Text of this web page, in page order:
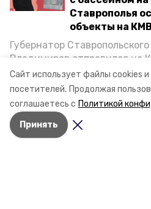
Сайт использует файлы cookies
посетителей. Продолжая
соглашаетесь с Политикой
Принять
Ставрополья
объекты на КМВ
Губернатор
Владимиров отправился на
Минеральные Воды, чтобы
строительство объектов в
Минводах, а также
постройке новых точек
жителей. Подробнее — в